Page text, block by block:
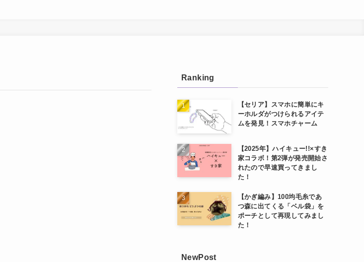
Ranking
【セリア】スマホに簡単にキ
ーホルダがつけられるアイテ
ムを発見！スマホチャーム
【2025年】ハイキュー!!×すき
家コラボ！第2弾が発売開始さ
れたので早速買ってきまし
た！
【かぎ編み】100均毛糸であ
つ森に出てくる「ベル袋」を
ポーチとして再現してみまし
た！
NewPost